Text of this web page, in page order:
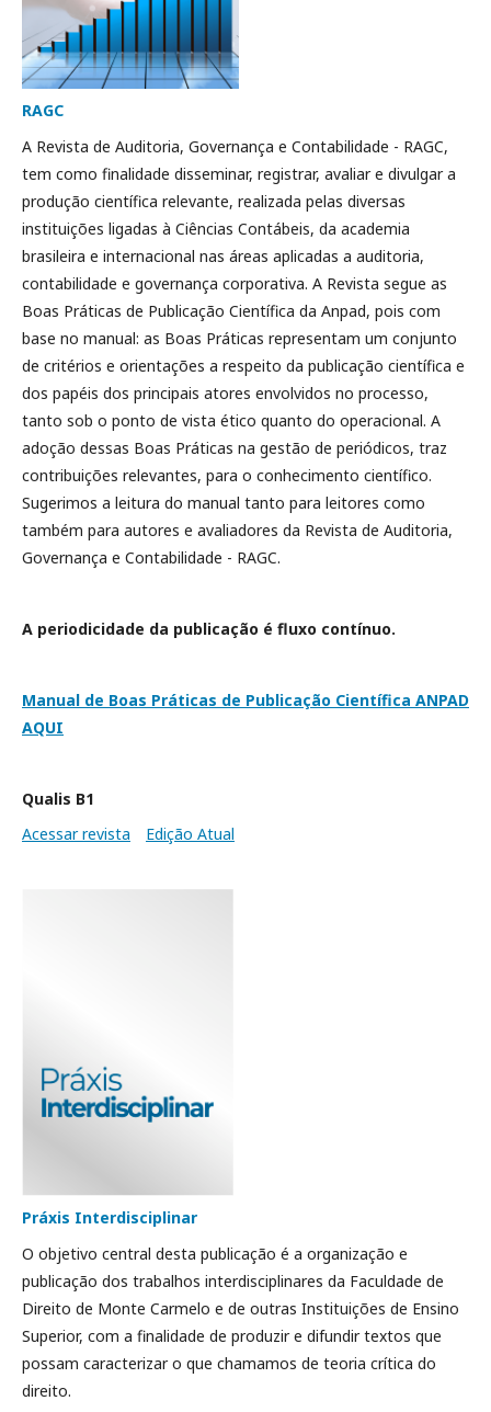
RAGC
A Revista de Auditoria, Governança e Contabilidade - RAGC,
tem como finalidade disseminar, registrar, avaliar e divulgar a
produção científica relevante, realizada pelas diversas
instituições ligadas à Ciências Contábeis, da academia
brasileira e internacional nas áreas aplicadas a auditoria,
contabilidade e governança corporativa. A Revista segue as
Boas Práticas de Publicação Científica da Anpad, pois com
base no manual: as Boas Práticas representam um conjunto
de critérios e orientações a respeito da publicação científica e
dos papéis dos principais atores envolvidos no processo,
tanto sob o ponto de vista ético quanto do operacional. A
adoção dessas Boas Práticas na gestão de periódicos, traz
contribuições relevantes, para o conhecimento científico.
Sugerimos a leitura do manual tanto para leitores como
também para autores e avaliadores da Revista de Auditoria,
Governança e Contabilidade - RAGC.
A periodicidade da publicação é fluxo contínuo.
Manual de Boas Práticas de Publicação Científica ANPAD
AQUI
Qualis B1
Acessar revista
Edição Atual
Práxis Interdisciplinar
O objetivo central desta publicação é a organização e
publicação dos trabalhos interdisciplinares da Faculdade de
Direito de Monte Carmelo e de outras Instituições de Ensino
Superior, com a finalidade de produzir e difundir textos que
possam caracterizar o que chamamos de teoria crítica do
direito.